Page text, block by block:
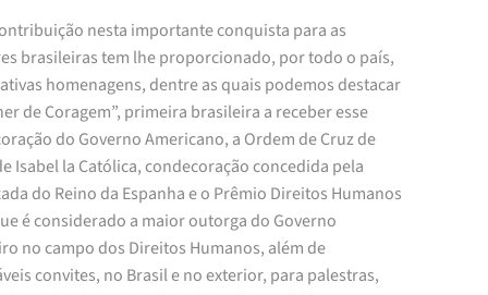
nesta importante conquista para as
brasileiras tem lhe proporcionado, por todo o país,
homenagens, dentre as quais podemos destacar
de Coragem”, primeira brasileira a receber esse
do Governo Americano, a Ordem de Cruz de
Isabel la Católica, condecoração concedida pela
do Reino da Espanha e o Prêmio Direitos Humanos
é considerado a maior outorga do Governo
no campo dos Direitos Humanos, além de
convites, no Brasil e no exterior, para palestras,